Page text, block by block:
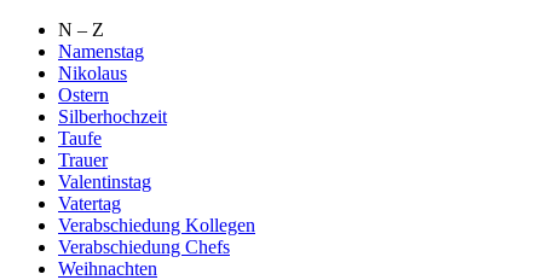
N – Z
Namenstag
Nikolaus
Ostern
Silberhochzeit
Taufe
Trauer
Valentinstag
Vatertag
Verabschiedung Kollegen
Verabschiedung Chefs
Weihnachten